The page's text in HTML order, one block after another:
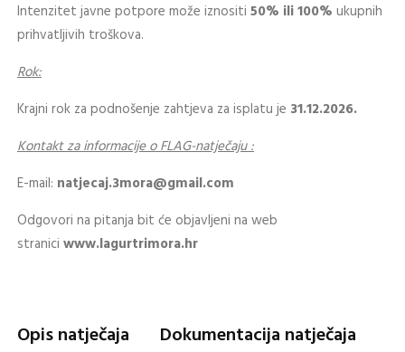
Intenzitet javne potpore može iznositi 50% ili 100% ukupnih
prihvatljivih troškova.
Rok:
Krajni rok za podnošenje zahtjeva za isplatu je 31.12.2026.
Kontakt za informacijeo FLAG-natječaju :
E-mail: natjecaj.3mora@gmail.com
Odgovori na pitanja bit će objavljeni na web
stranici www.lagurtrimora.hr
Opis natječaja
Dokumentacija natječaja